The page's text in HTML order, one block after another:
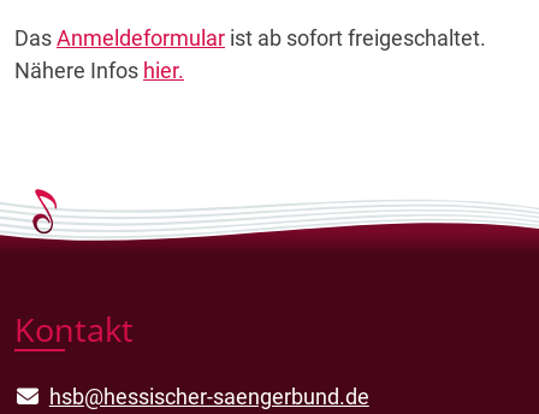
DasAnmeldeformular ist ab sofort freigeschaltet.
Nähere Infos hier.
Kontakt
hsb@hessischer-saengerbund.de